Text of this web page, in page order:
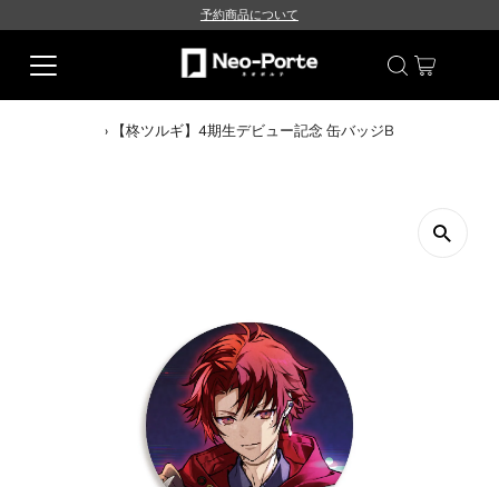
予約商品について
› 【柊ツルギ】4期生デビュー記念 缶バッジB